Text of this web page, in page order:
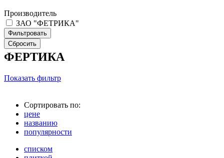
Производитель
ЗАО "ФЕТРИКА"
ФЕРТИКА
Показать фильтр
Сортировать по:
цене
названию
популярности
списком